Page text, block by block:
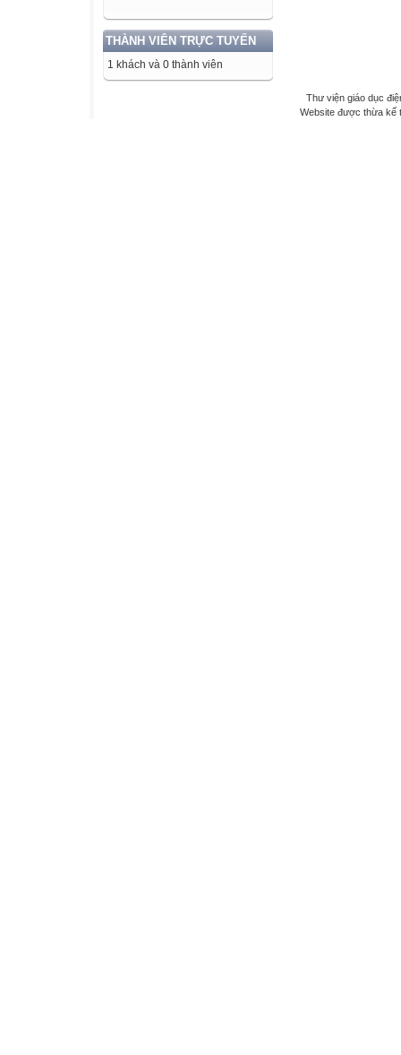
THÀNH VIÊN TRỰC TUYẾN
1 khách và 0 thành viên
Thư viện giáo dục
Website được thừa kế